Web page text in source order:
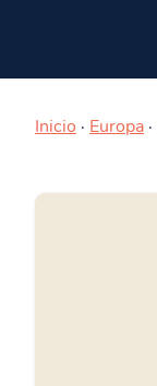
Inicio · Europa ·